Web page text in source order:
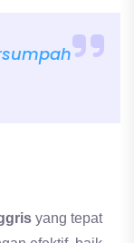
yang tepat